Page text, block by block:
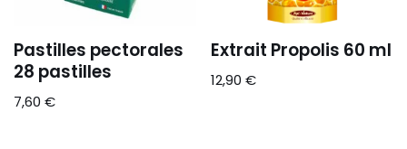
Pastilles pectorales
28 pastilles
7,60 €
Extrait Propolis 60 ml
12,90€